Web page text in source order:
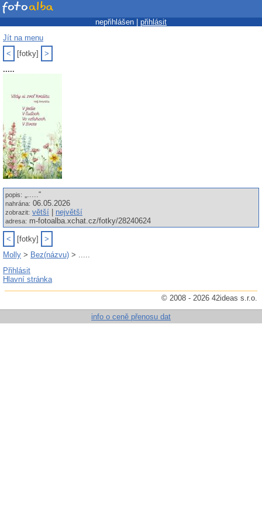
nepřihlášen | přihlásit
Jít na menu
<
[fotky]
>
.....
popis: „.....“
nahrána: 06.05.2026
zobrazit: větší největší
adresa: m-fotoalba.xchat.cz/fotky/28240624
< [fotky]
>
Molly > Bez(názvu) > .....
Přihlásit
Hlavní stránka
© 2008 - 2026 42ideas s.r.o.
info o ceně přenosu dat